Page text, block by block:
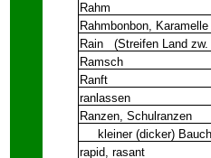
Rahm
Rahmbonbon, Karamelle
Rain (Streifen Land zw.
Ramsch
Ranft
ranlassen
Ranzen, Schulranzen
kleiner (dicker)
rapid, rasant